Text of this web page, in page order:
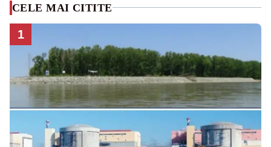
CELE MAI CITITE
1